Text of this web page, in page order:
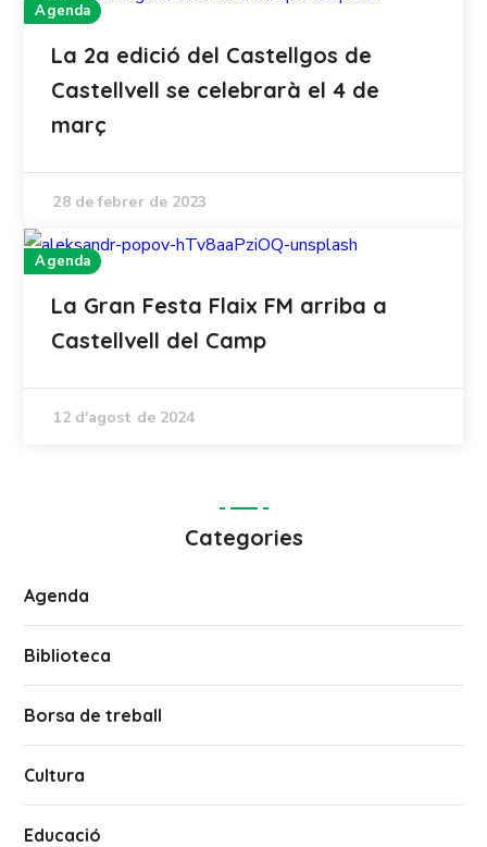
Agenda
La 2a edició del Castellgos de
Castellvell se celebrarà el 4 de
març
28 de febrer de 2023
Agenda
La Gran Festa Flaix FM arriba a
Castellvell del Camp
12 d'agost de 2024
Categories
Agenda
Biblioteca
Borsa de treball
Cultura
Educació